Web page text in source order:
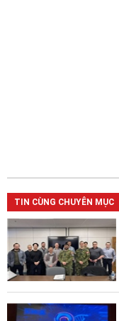
TIN CÙNG CHUYÊN MỤC